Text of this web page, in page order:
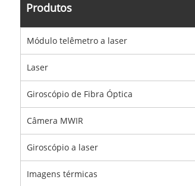
Produtos
Módulo telêmetro a laser
Laser
Giroscópio de Fibra Óptica
Câmera MWIR
Giroscópio a laser
Imagens térmicas